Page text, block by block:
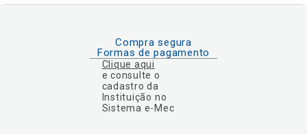
Compra segura
Formas de pagamento
Clique aqui
e consulte o
cadastro da
Instituição no
Sistema e-Mec